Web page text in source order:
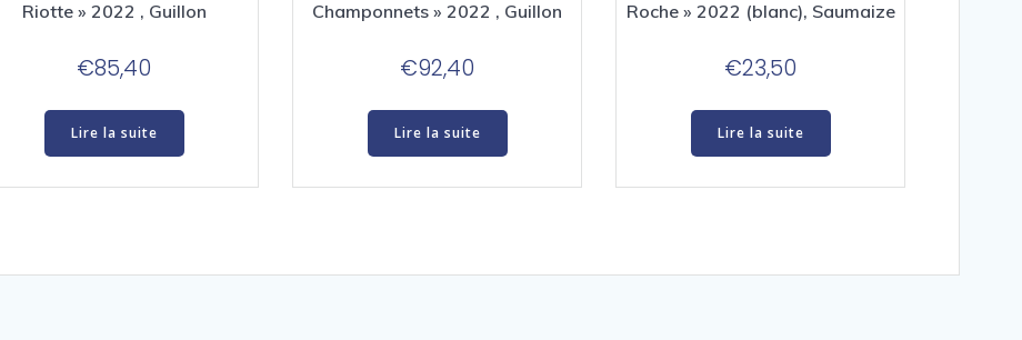
Riotte » 2022 , Guillon
€85,40
Lire la suite
Champonnets » 2022 , Guillon
€92,40
Lire la suite
Roche » 2022 (blanc), Saumaize
€23,50
Lire la suite